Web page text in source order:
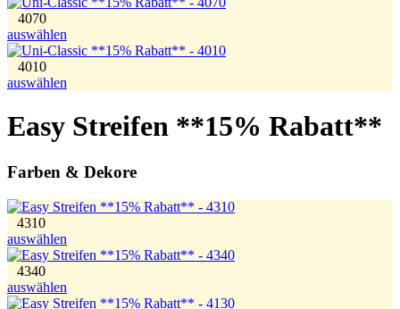
4070
auswählen
4010
auswählen
Easy Streifen **15% Rabatt**
Farben & Dekore
4310
auswählen
4340
auswählen